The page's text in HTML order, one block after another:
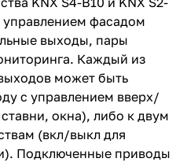
фасадом
выходы, пары
Каждый из
может быть
с управлением вверх/
окна), либо к двум
(вкл/выкл для
Подключенные приводы